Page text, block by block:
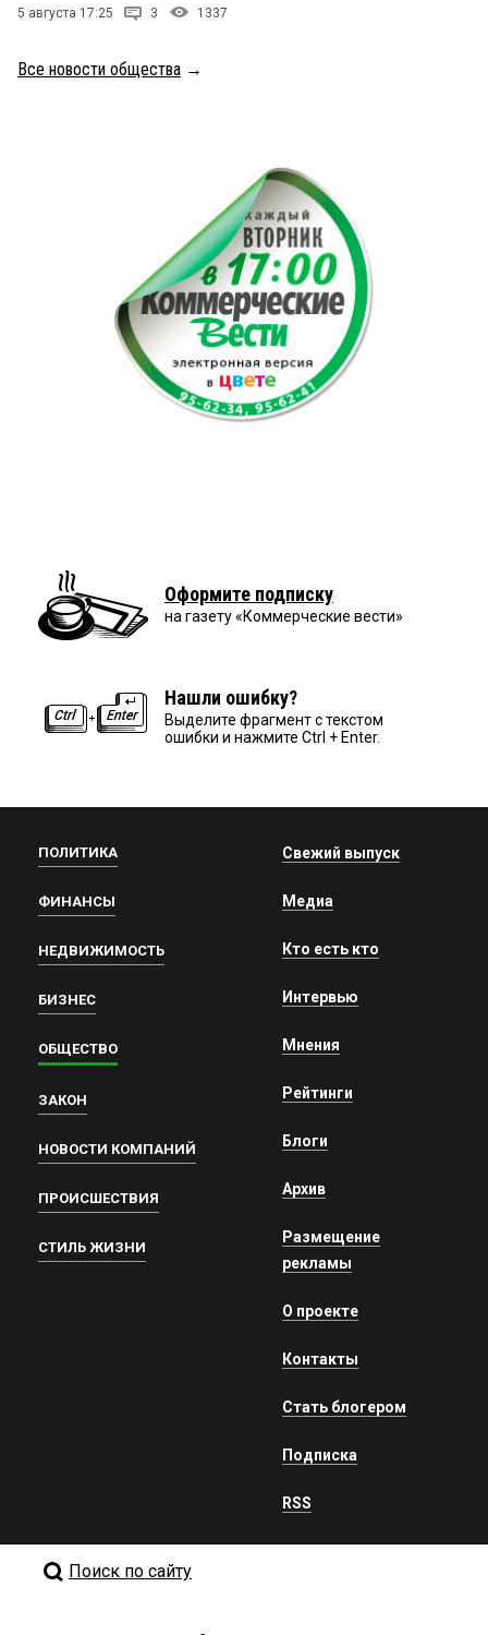
5 августа 17:25 3 1337
Все новости общества →
Оформите подписку
на газету «Коммерческие вести»
Нашли ошибку?
Выделите фрагмент с текстом
ошибки и нажмите Ctrl + Enter.
ПОЛИТИКА
ФИНАНСЫ
НЕДВИЖИМОСТЬ
БИЗНЕС
ОБЩЕСТВО
ЗАКОН
НОВОСТИ КОМПАНИЙ
ПРОИСШЕСТВИЯ
СТИЛЬ ЖИЗНИ
Свежий выпуск
Медиа
Кто есть кто
Интервью
Мнения
Рейтинги
Блоги
Архив
Размещение
рекламы
О проекте
Контакты
Стать блогером
Подписка
RSS
Поиск по сайту